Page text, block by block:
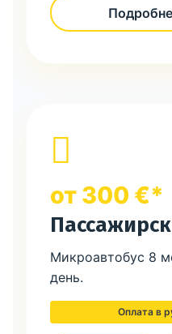
от 300 €*
Микроавтобус 8
день.
Оплата в